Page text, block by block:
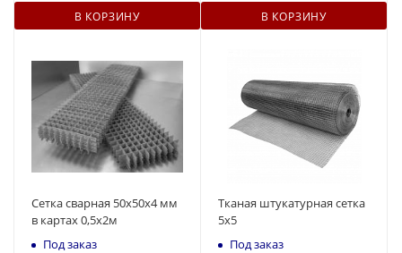
В КОРЗИНУ В КОРЗИНУ
Сетка сварная 50х50х4 мм
в картах 0,5х2м
Под заказ
Тканая штукатурная сетка
5х5
Под заказ